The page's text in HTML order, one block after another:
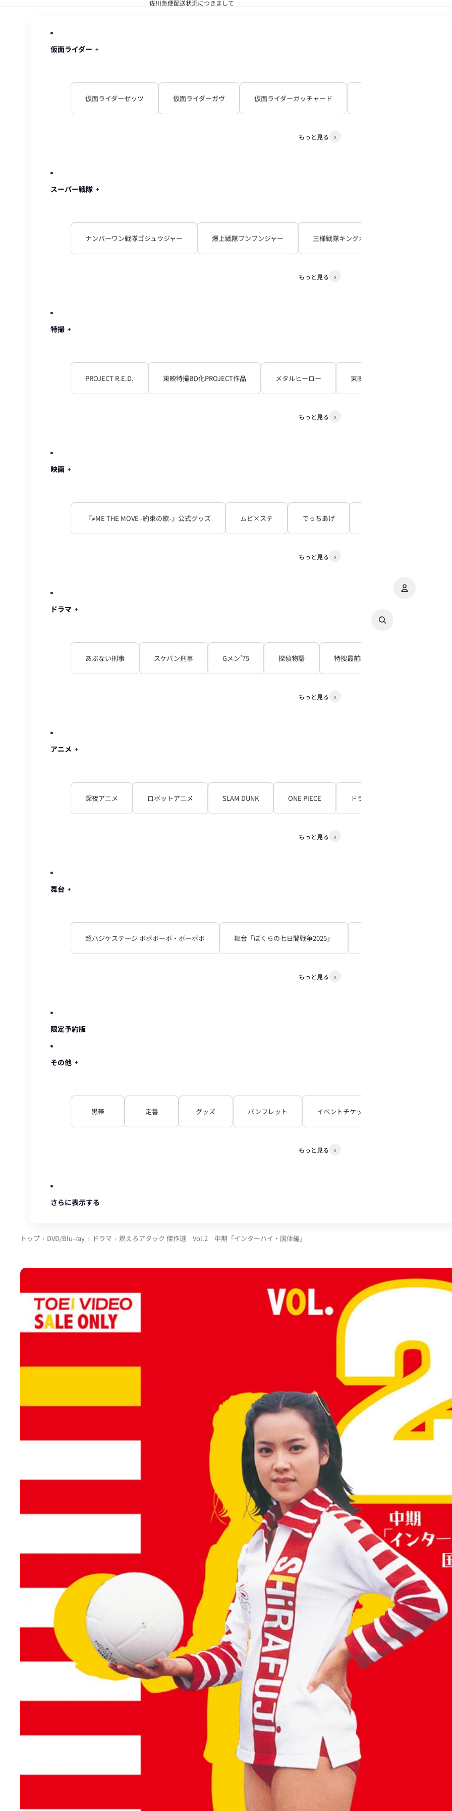
佐川急便配送状況につきまして
佐川急便配送状況につきまして
仮面ライダー
仮面ライダーゼッツ 仮面ライダーガヴ 仮面ライダーガッチャード
もっと見る
スーパー戦隊
ナンバーワン戦隊ゴジュウジャー 爆上戦隊ブンブンジャー 王様戦隊キングオージャー
もっと見る
特撮
PROJECT R.E.D. 東映特撮BD化PROJECT作品 メタルヒーロー 東映TV特撮シリーズ
もっと見る
映画
『≠ME THE MOVE -約束の歌-』公式グッズ ムビ×ステ でっちあげ
もっと見る
ドラマ
あぶない刑事 スケバン刑事 Gメン’75 探偵物語 特捜最前線
もっと見る
アニメ
深夜アニメ ロボットアニメ SLAM DUNK ONE PIECE ドラゴンボール
もっと見る
舞台
超ハジケステージ ボボボーボ・ボーボボ 舞台「ぼくらの七日間戦争2025」
もっと見る
限定予約版
その他
黒帯 定番 グッズ パンフレット イベントチケット
もっと見る
さらに表示する
トップ DVD/Blu-ray ドラマ 燃えろアタック 傑作選 Vol.2 中期「インターハイ・国体編」